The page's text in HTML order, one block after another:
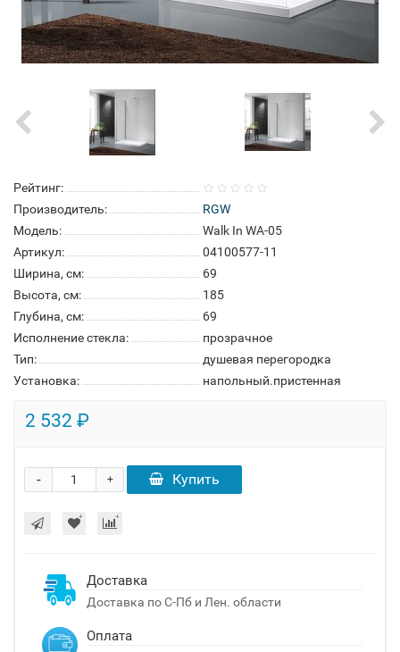
Рейтинг:
Производитель:
RGW
Модель:
Walk In WA-05
Артикул:
04100577-11
Ширина, см:
69
Высота, см:
185
Глубина, см:
69
Исполнение стекла:
прозрачное
Тип:
душевая перегородка
Установка:
напольный.пристенная
2 532 ₽
+
- Купить
Доставка
Доставка по С-Пб и Лен. области
Оплата